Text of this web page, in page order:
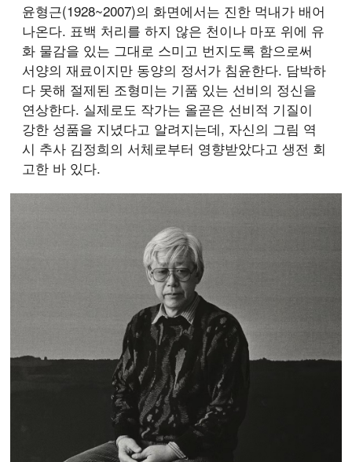
윤형근(1928~2007)의 화면에서는 진한 먹내가 배어
나온다. 표백 처리를 하지 않은 천이나 마포 위에 유
화 물감을 있는 그대로 스미고 번지도록 함으로써
서양의 재료이지만 동양의 정서가 침윤한다. 담박하
다 못해 절제된 조형미는 기품 있는 선비의 정신을
연상한다. 실제로도 작가는 올곧은 선비적 기질이
강한 성품을 지녔다고 알려지는데, 자신의 그림 역
시 추사 김정희의 서체로부터 영향받았다고 생전 회
고한 바 있다.